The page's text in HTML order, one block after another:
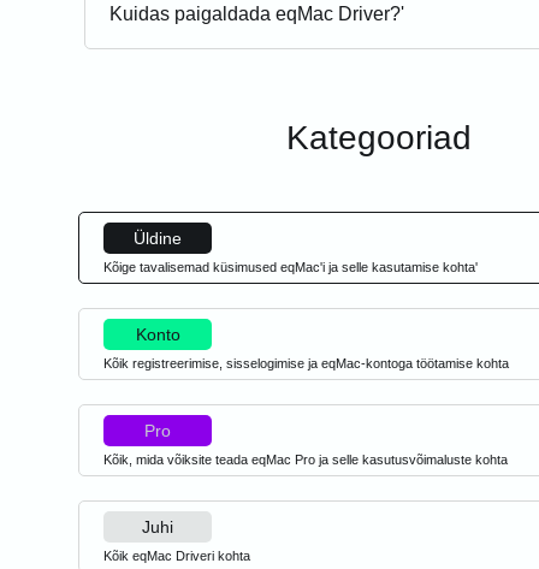
Kuidas paigaldada eqMac Driver?'
Kategooriad
Üldine
Kõige tavalisemad küsimused eqMac'i ja selle kasutamise kohta'
Konto
Kõik registreerimise, sisselogimise ja eqMac-kontoga töötamise kohta
Pro
Kõik, mida võiksite teada eqMac Pro ja selle kasutusvõimaluste kohta
Juhi
Kõik eqMac Driveri kohta